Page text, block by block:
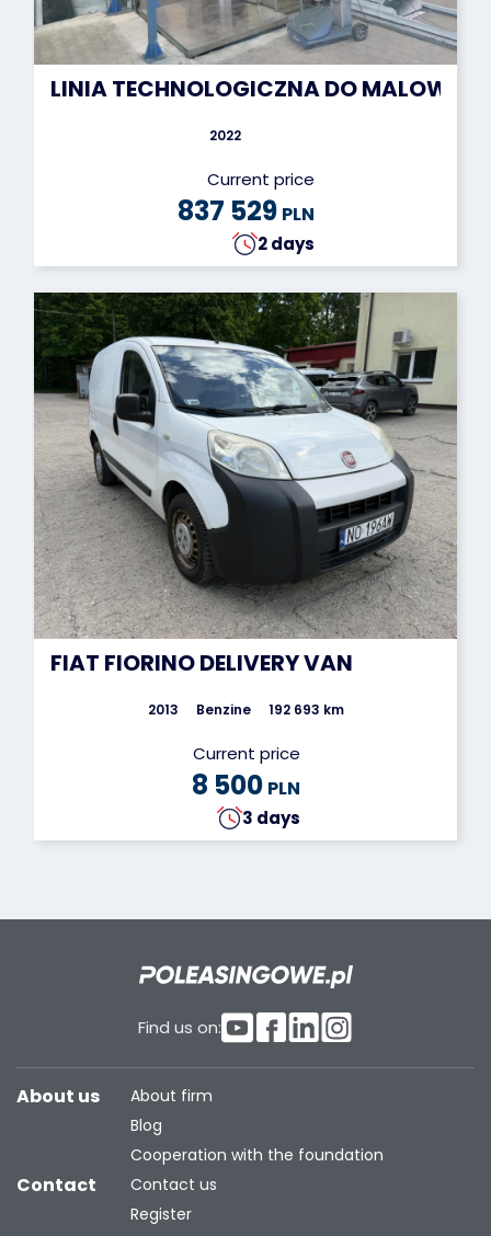
LINIA TECHNOLOGICZNA DO
2022
Current price
837 529 PLN
2 days
FIAT FIORINO DELIVERY VAN
2013 Benzine 192 693 km
Current price
8 500 PLN
3 days
Find us on:
About us
About firm
Blog
Cooperation with the foundation
Contact
Contact us
Register